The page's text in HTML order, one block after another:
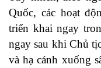
Quốc, các hoạt
triển khai ngay
ngay sau khi Chủ
và hạ cánh xuống